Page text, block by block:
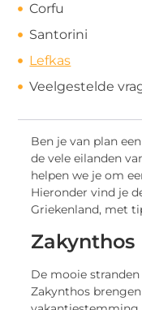
Corfu
Santorini
Lefkas
Veelgestelde
Ben je van plan
de vele eilanden
helpen we je om
Hieronder vind je
Griekenland, met
Zakynthos
De mooie
Zakynthos